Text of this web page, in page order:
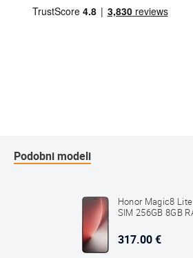
Podobni modeli
Honor Magic8
SIM 256GB 8GB
317.00 €